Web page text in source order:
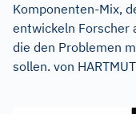
Komponenten-Mix,
entwickeln Forscher
die den Problemen
sollen. von